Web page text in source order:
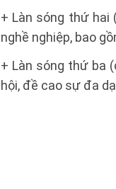
+ Làn sóng thứ hai
nghề nghiệp, bao
+ Làn sóng thứ ba
hội, đề cao sự đa